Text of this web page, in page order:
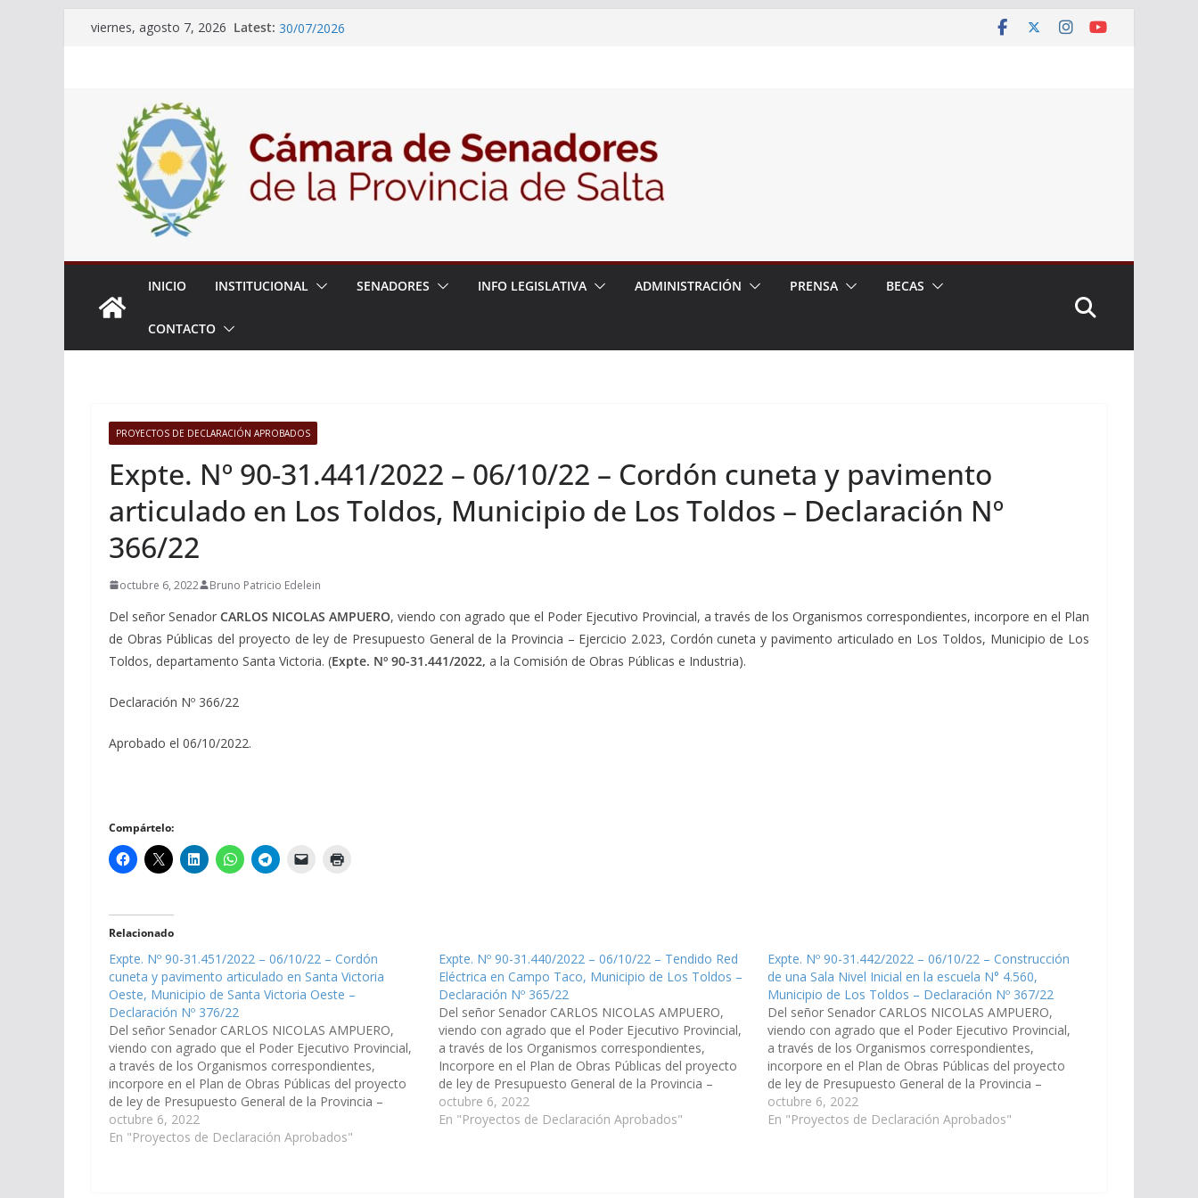
Skipviernes, agosto 7, 2026 Latest:
30/07/2026
de Protección y Control Vegetal
INICIO INSTITUCIONAL SENADORES INFO LEGISLATIVA ADMINISTRACIÓN PRENSA BECAS
CONTACTO
PROYECTOS DE DECLARACIÓN APROBADOS
Expte. Nº 90-31.441/2022 – 06/10/22 – Cordón cuneta y pavimento
articulado en Los Toldos, Municipio de Los Toldos – Declaración Nº
366/22
octubre 6, 2022 Bruno Patricio Edelein
Del señor Senador CARLOS NICOLAS AMPUERO, viendo con agrado que el Poder Ejecutivo Provincial, a través de los Organismos correspondientes, incorpore en el Plan
de Obras Públicas del proyecto de ley de Presupuesto General de la Provincia – Ejercicio 2.023, Cordón cuneta y pavimento articulado en Los Toldos, Municipio de Los
Toldos, departamento Santa Victoria. (Expte. Nº 90-31.441/2022, a la Comisión de Obras Públicas e Industria).
Declaración Nº 366/22
Aprobado el 06/10/2022.
Compártelo:
Relacionado
Expte. Nº 90-31.451/2022 – 06/10/22 – Cordón
cuneta y pavimento articulado en Santa Victoria
Oeste, Municipio de Santa Victoria Oeste –
Declaración Nº 376/22
Del señor Senador CARLOS NICOLAS AMPUERO,
viendo con agrado que el Poder Ejecutivo Provincial,
a través de los Organismos correspondientes,
incorpore en el Plan de Obras Públicas del proyecto
de ley de Presupuesto General de la Provincia –
Ejercicio 2.023, cordón cuneta y pavimento articulado
en Santa Victoria Oeste, Municipio de…
octubre 6, 2022
En "Proyectos de Declaración Aprobados"
Expte. Nº 90-31.440/2022 – 06/10/22 – Tendido Red
Eléctrica en Campo Taco, Municipio de Los Toldos –
Declaración Nº 365/22
Del señor Senador CARLOS NICOLAS AMPUERO,
viendo con agrado que el Poder Ejecutivo Provincial,
a través de los Organismos correspondientes,
Incorpore en el Plan de Obras Públicas del proyecto
de ley de Presupuesto General de la Provincia –
Ejercicio 2.023, Tendido Red Eléctrica en Campo
Taco, Municipio de Los Toldos, departamento…
octubre 6, 2022
En "Proyectos de Declaración Aprobados"
Expte. Nº 90-31.442/2022 – 06/10/22 – Construcción
de una Sala Nivel Inicial en la escuela N° 4.560,
Municipio de Los Toldos – Declaración Nº 367/22
Del señor Senador CARLOS NICOLAS AMPUERO,
viendo con agrado que el Poder Ejecutivo Provincial,
a través de los Organismos correspondientes,
incorpore en el Plan de Obras Públicas del proyecto
de ley de Presupuesto General de la Provincia –
Ejercicio 2.023, la construcción de una Sala Nivel
Inicial en la escuela N°…
octubre 6, 2022
En "Proyectos de Declaración Aprobados"